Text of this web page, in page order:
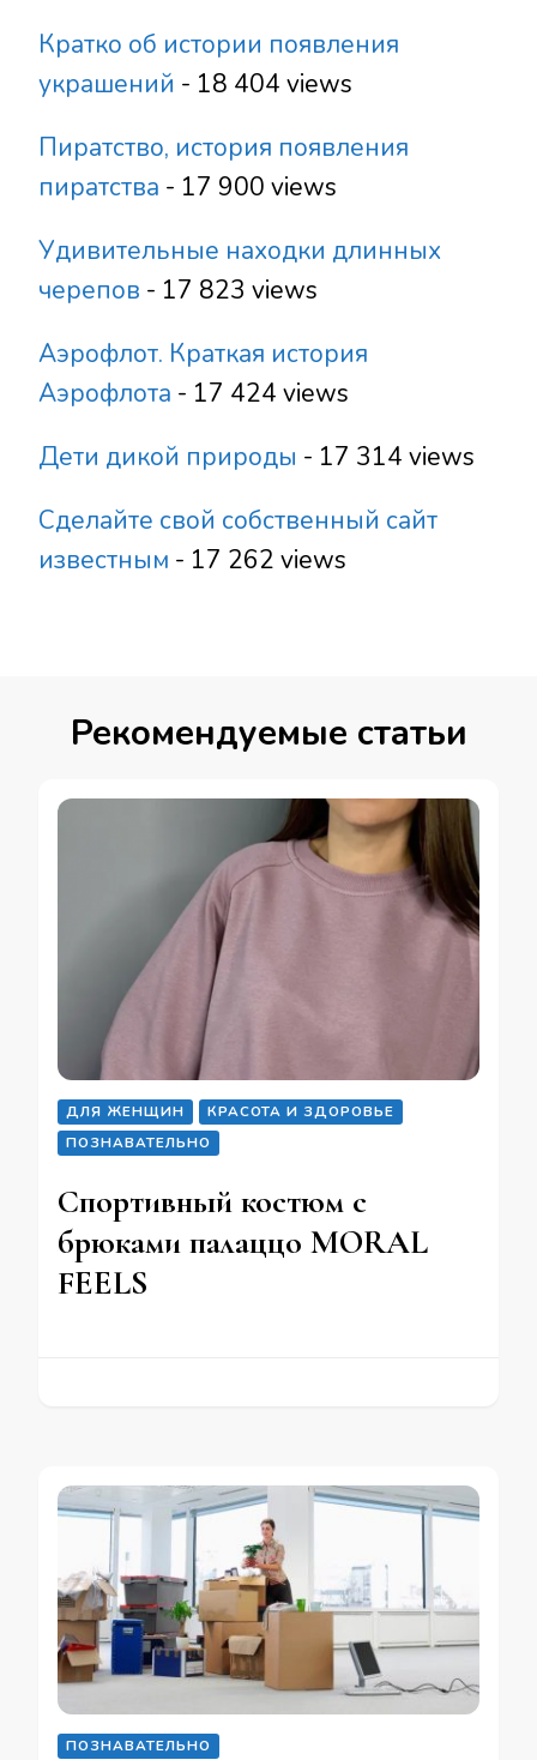
Кратко об истории появления
украшений - 18 404 views
Пиратство, история появления
пиратства - 17 900 views
Удивительные находки длинных
черепов - 17 823 views
Аэрофлот. Краткая история
Аэрофлота - 17 424 views
Дети дикой природы - 17 314 views
Сделайте свой собственный сайт
известным - 17 262 views
Рекомендуемые статьи
ДЛЯ ЖЕНЩИН
КРАСОТА И ЗДОРОВЬЕ
ПОЗНАВАТЕЛЬНО
Спортивный костюм с
брюками палаццо MORAL
FEELS
ПОЗНАВАТЕЛЬНО